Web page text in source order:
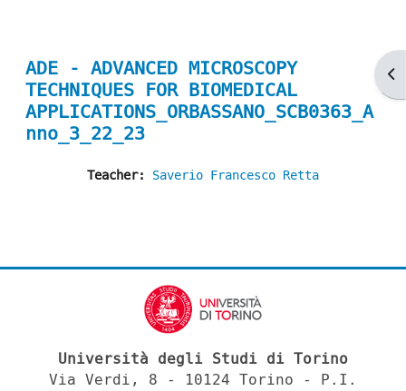
ADE - ADVANCED MICROSCOPY
TECHNIQUES FOR BIOMEDICAL
APPLICATIONS_ORBASSANO_SCB0363_A
nno_3_22_23
Teacher: Saverio Francesco Retta
Università degli Studi di Torino
Via Verdi, 8 - 10124 Torino - P.I.